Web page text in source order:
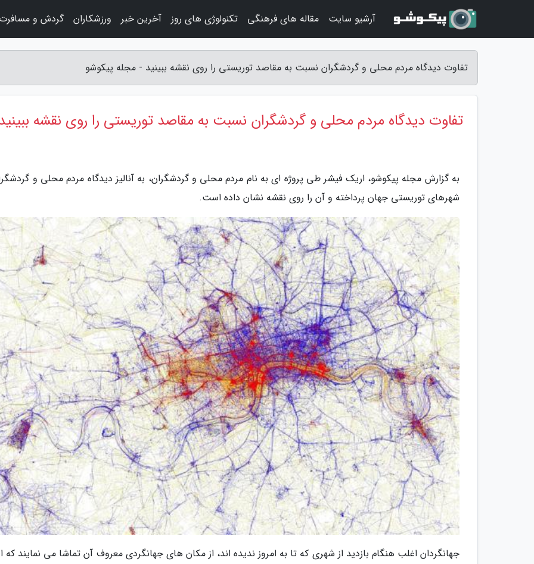
تفاوت دیدگاه مردم محلی و گردشگران نسبت به مقاصد توریستی را روی نقشه ببینید - مجله پیکوشو
تفاوت دیدگاه مردم محلی و گردشگران نسبت به مقاصد توریستی را روی نقشه
به گزارش مجله پیکوشو، اریک فیشر طی پروژه ای به نام مردم محلی و گردشگران، به آنالیز دیدگاه مردم محلی و
شهرهای توریستی جهان پرداخته و آن را روی نقشه نشان داده است.
جهانگردان اغلب هنگام بازدید از شهری که تا به امروز ندیده اند، از مکان های جهانگردی معروف آن تماشا می نمایند که
آرشیو سایت مقاله های فرهنگی تکنولوژی های روز آخرین خبر ورزشکاران گردش و